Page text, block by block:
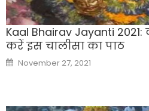
Kaal Bhairav Jayanti
करें इस चालीसा का पाठ
Posted
on
November 27, 2021